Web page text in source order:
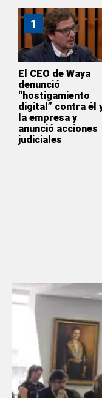
1
El CEO de Waya
denunció
“hostigamiento
digital” contra él
la empresa y
anunció acciones
judiciales